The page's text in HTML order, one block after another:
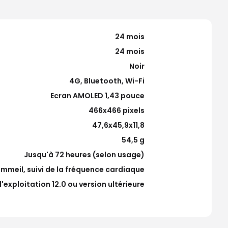
24 mois
24 mois
Noir
4G, Bluetooth, Wi-Fi
Ecran AMOLED 1,43 pouce
466x466 pixels
47,6x45,9x11,8
54,5 g
Jusqu'à 72 heures (selon usage)
suivi de la fréquence cardiaque
12.0 ou version ultérieure